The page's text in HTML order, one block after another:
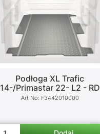
Podłoga XL Trafic
14-/Primastar 22- L2 - RD
F3442010000